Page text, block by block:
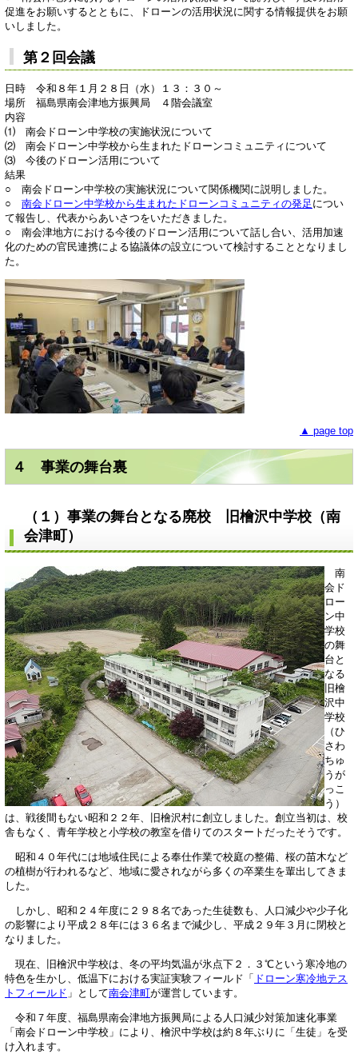
促進をお願いするとともに、ドローンの活用状況に関する情報提供をお願
いしました。
第２回会議
日時 令和８年１月２８日（水）１３：３０～
場所 福島県南会津地方振興局 ４階会議室
内容
⑴ 南会ドローン中学校の実施状況について
⑵ 南会ドローン中学校から生まれたドローンコミュニティについて
⑶ 今後のドローン活用について
結果
○ 南会ドローン中学校の実施状況について関係機関に説明しました。
○ 南会ドローン中学校から生まれたドローンコミュニティの発足 につい
て報告し、代表からあいさつをいただきました。
○ 南会津地方における今後のドローン活用について話し合い、活用加速
化のための官民連携による協議体の設立について検討することとなりまし
た。
▲ page top
４ 事業の舞台裏
（１）事業の舞台となる廃校 旧檜沢中学校（南
会津町）
南
会ド
ロー
ン中
学校
の舞
台と
なる
旧檜
沢中
学校
（ひ
さわ
ちゅ
うが
っこ
う）
は、戦後間もない昭和２２年、旧檜沢村に創立しました。創立当初は、校
舎もなく、青年学校と小学校の教室を借りてのスタートだったそうです。
昭和４０年代には地域住民による奉仕作業で校庭の整備、桜の苗木など
の植樹が行われるなど、地域に愛されながら多くの卒業生を輩出してきま
した。
しかし、昭和２４年度に２９８名であった生徒数も、人口減少や少子化
の影響により平成２８年には３６名まで減少し、平成２９年３月に閉校と
なりました。
現在、旧檜沢中学校は、冬の平均気温が氷点下２．３℃という寒冷地の
特色を生かし、低温下における実証実験フィールド「 ドローン寒冷地テス
トフィールド 」として南会津町が運営しています。
令和７年度、福島県南会津地方振興局による人口減少対策加速化事業
「南会ドローン中学校」により、檜沢中学校は約８年ぶりに「生徒」を受
け入れます。